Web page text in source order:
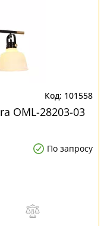
101558
OML-28203-03
По запросу